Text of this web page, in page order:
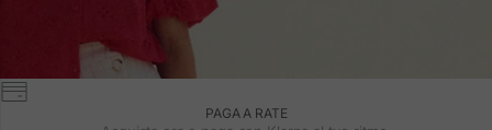
PAGA A RATE